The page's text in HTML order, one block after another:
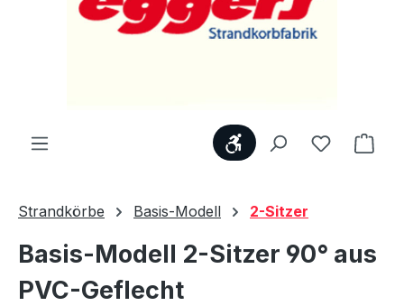
WerkzeugleisteDu hast 0
Strandkörbe Basis-Modell 2-Sitzer
Basis-Modell 2-Sitzer 90° aus
PVC-Geflecht